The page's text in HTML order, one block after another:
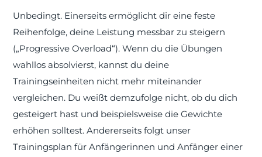
Unbedingt. Einerseits ermöglicht dir eine feste
Reihenfolge, deine Leistung messbar zu steigern
(„Progressive Overload“). Wenn du die Übungen
wahllos absolvierst, kannst du deine
Trainingseinheiten nicht mehr miteinander
vergleichen. Du weißt demzufolge nicht, ob du dich
gesteigert hast und beispielsweise die Gewichte
erhöhen solltest. Andererseits folgt unser
Trainingsplan für Anfängerinnen und Anfänger einer